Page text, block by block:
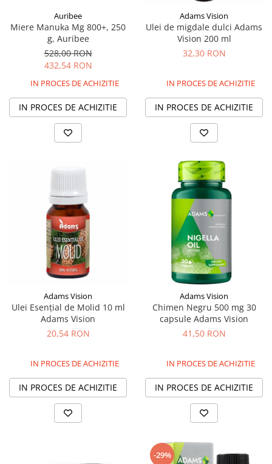
Auribee
Miere Manuka Mg 800+, 250
g, Auribee
528,00 RON
432,54 RON
IN PROCES DE ACHIZITIE
IN PROCES DE ACHIZITIE
Adams Vision
Ulei de migdale dulci Adams
Vision 200 ml
32,30 RON
IN PROCES DE ACHIZITIE
IN PROCES DE ACHIZITIE
Adams Vision
Ulei Esențial de Molid 10 ml
Adams Vision
20,54 RON
IN PROCES DE ACHIZITIE
IN PROCES DE ACHIZITIE
Adams Vision
Chimen Negru 500 mg 30
capsule Adams Vision
41,50 RON
IN PROCES DE ACHIZITIE
IN PROCES DE ACHIZITIE
-29%